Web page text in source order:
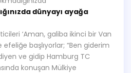
dünyayı ayağa
‘Aman, galiba ikinci bir Van
efeliğe başlıyorlar; “Ben giderim
ve gidip Hamburg TC
konuşan Mülkiye